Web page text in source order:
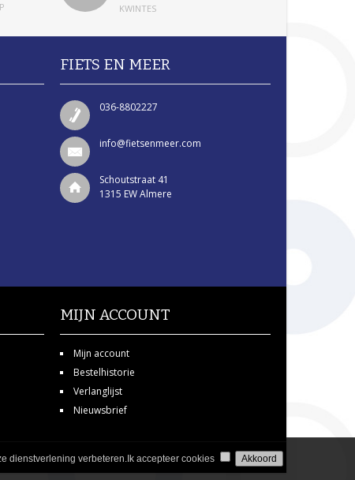
KWINTES
FIETS EN MEER
036-8802227
info@fietsenmeer.com
Schoutstraat 41
1315 EW Almere
MIJN ACCOUNT
Mijn account
Bestelhistorie
Verlanglijst
Nieuwsbrief
dienstverlening verbeteren.Ik accepteer cookies